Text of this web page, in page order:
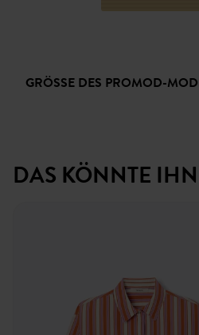
GRÖSSE DES PROMOD-
DAS KÖNNTE